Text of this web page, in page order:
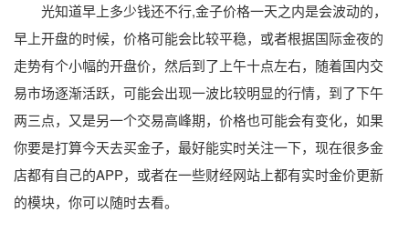
光知道早上多少钱还不行,金子价格一天之内是会波动的，
早上开盘的时候，价格可能会比较平稳，或者根据国际金夜的
走势有个小幅的开盘价，然后到了上午十点左右，随着国内交
易市场逐渐活跃，可能会出现一波比较明显的行情，到了下午
两三点，又是另一个交易高峰期，价格也可能会有变化，如果
你要是打算今天去买金子，最好能实时关注一下，现在很多金
店都有自己的APP，或者在一些财经网站上都有实时金价更新
的模块，你可以随时去看。